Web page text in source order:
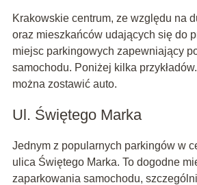
Krakowskie centrum, ze względu na
oraz mieszkańców udających się do
miejsc parkingowych zapewniający
samochodu. Poniżej kilka
można zostawić auto.
Ul. Świętego Marka
Jednym z popularnych parkingów w
ulica Świętego Marka. To dogodne
zaparkowania samochodu,